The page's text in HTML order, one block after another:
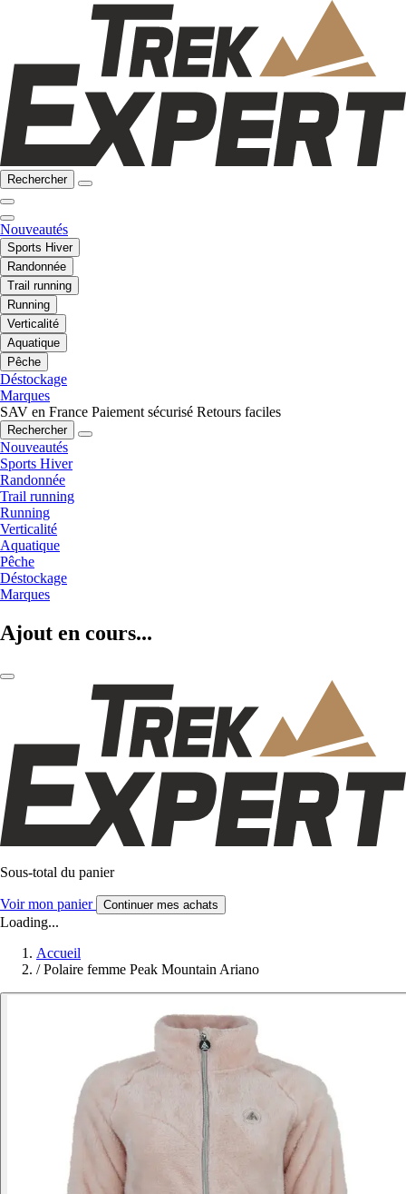
Rechercher
Nouveautés
Sports Hiver
Randonnée
Trail running
Running
Verticalité
Aquatique
Pêche
Déstockage
Marques
SAV en France Paiement sécurisé Retours faciles
Rechercher
Nouveautés
Sports Hiver
Randonnée
Trail running
Running
Verticalité
Aquatique
Pêche
Déstockage
Marques
Ajout en cours...
Sous-total du panier
Voir mon panier Continuer mes achats
Loading...
Accueil
/ Polaire femme Peak Mountain Ariano